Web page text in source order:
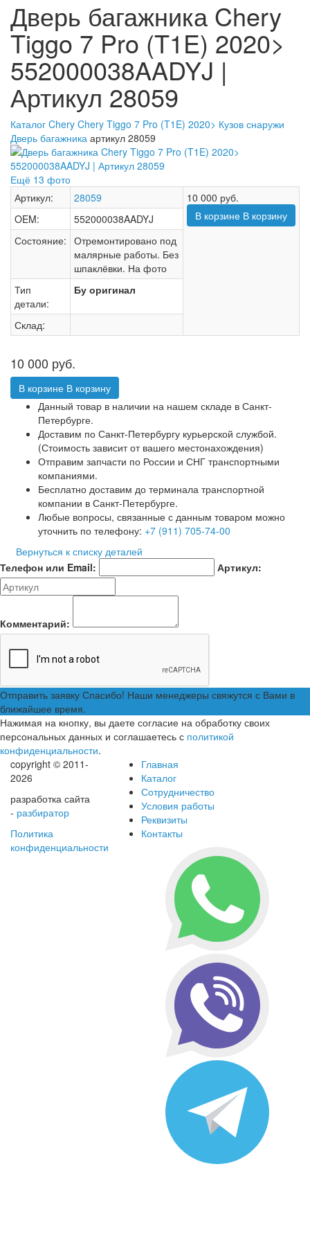
Дверь багажника Chery
Tiggo 7 Pro (T1E) 2020>
552000038AADYJ |
Артикул 28059
Каталог Chery Chery Tiggo 7 Pro (T1E) 2020> Кузов снаружи
Дверь багажника артикул 28059
Ещё 13 фото
Артикул:
28059 10 000 руб.
В корзине В корзину
OEM:
552000038AADYJ
Состояние: Отремонтировано под
малярные работы. Без
шпаклёвки. На фото
Тип
детали:
Бу оригинал
Склад:
10 000 руб.
В корзине В корзину
Данный товар в наличии на нашем складе в Санкт-
Петербурге.
Доставим по Санкт-Петербургу курьерской службой.
(Стоимость зависит от вашего местонахождения)
Отправим запчасти по России и СНГ транспортными
компаниями.
Бесплатно доставим до терминала транспортной
компании в Санкт-Петербурге.
Любые вопросы, связанные с данным товаром можно
уточнить по телефону: +7 (911) 705-74-00
Вернуться к списку деталей
Телефон или Email:
Артикул:
Комментарий:
Отправить заявку Спасибо! Наши менеджеры свяжутся с Вами в
ближайшее время.
Нажимая на кнопку, вы даете согласие на обработку своих
персональных данных и соглашаетесь с политикой
конфиденциальности.
copyright © 2011-
2026
разработка сайта
- разбиратор
Политика
конфиденциальности
Главная
Каталог
Сотрудничество
Условия работы
Реквизиты
Контакты